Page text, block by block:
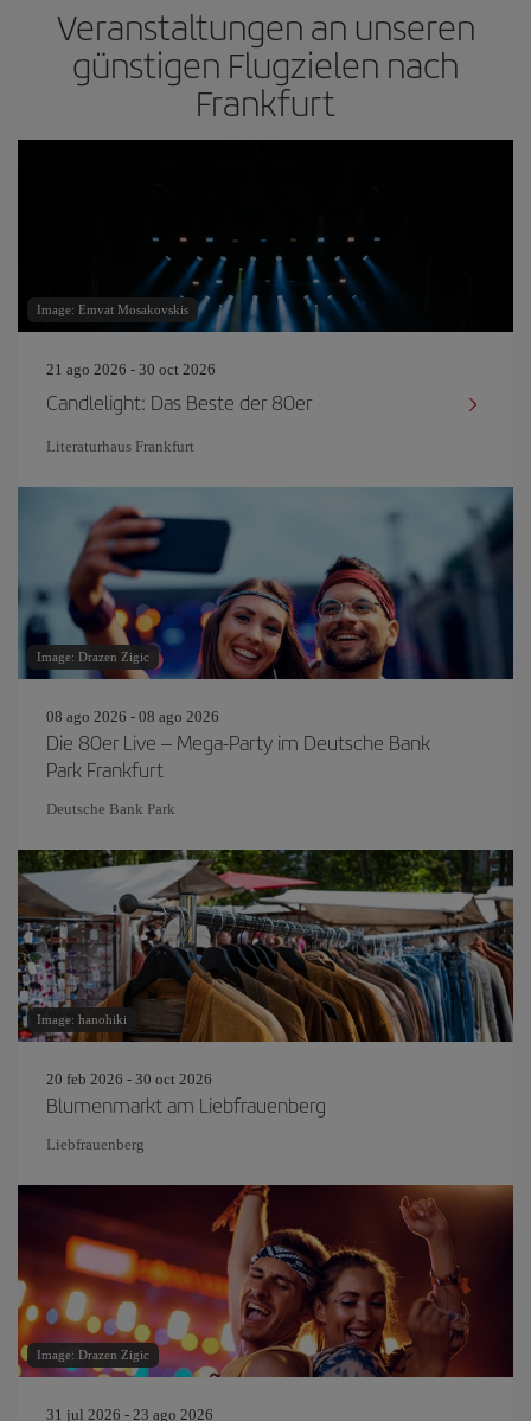
Veranstaltungen an unseren
günstigen Flugzielen nach
Frankfurt
Image: Emvat Mosakovskis
21 ago 2026 - 30 oct 2026
Candlelight: Das Beste der 80er
Literaturhaus Frankfurt
Image: Drazen Zigic
08 ago 2026 - 08 ago 2026
Die 80er Live – Mega-Party im Deutsche Bank
Park Frankfurt
Deutsche Bank Park
Image: hanohiki
20 feb 2026 - 30 oct 2026
Blumenmarkt am Liebfrauenberg
Liebfrauenberg
Image: Drazen Zigic
31 jul 2026 - 23 ago 2026